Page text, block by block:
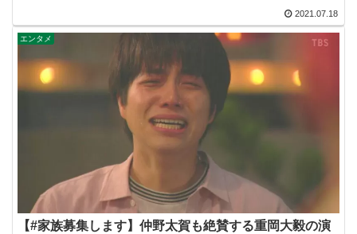
2021.07.18
エンタメ
【#家族募集します】仲野太賀も絶賛する重岡大毅の演